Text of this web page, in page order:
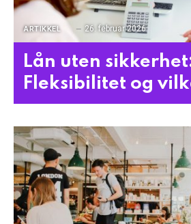
ARTIKKEL 26. februar 2026
Lån uten
Fleksibilitet og